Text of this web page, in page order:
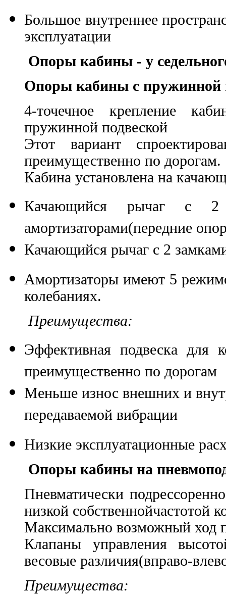
Большое внутреннее
эксплуатации
Опоры кабины - у
Опоры кабины с пружинной
4-точечное крепление
пружинной подвеской
Этот вариант
преимущественно по дорогам.
Кабина установлена на
Качающийся рычаг с
амортизаторами(передние
Качающийся рычаг с 2
Амортизаторы имеют 5
колебаниях.
Преимущества:
Эффективная подвеска для
преимущественно по дорогам
Меньше износ внешних и
передаваемой вибрации
Низкие эксплуатационные
Опоры кабины на
Пневматически
низкой собственнойчастотой
Максимально возможный ход
Клапаны управления
весовые различия(вправо-
Преимущества: